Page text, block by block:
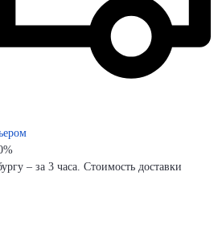
– за 3 часа. Стоимость доставки